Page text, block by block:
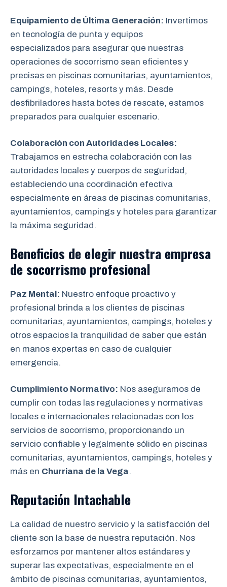
Equipamiento de Última Generación: Invertimos
en tecnología de punta y equipos
especializados para asegurar que nuestras
operaciones de socorrismo sean eficientes y
precisas en piscinas comunitarias, ayuntamientos,
campings, hoteles, resorts y más. Desde
desfibriladores hasta botes de rescate, estamos
preparados para cualquier escenario.
Colaboración con Autoridades Locales:
Trabajamos en estrecha colaboración con las
autoridades locales y cuerpos de seguridad,
estableciendo una coordinación efectiva
especialmente en áreas de piscinas comunitarias,
ayuntamientos, campings y hoteles para garantizar
la máxima seguridad.
Beneficios de elegir nuestra empresa
de socorrismo profesional
Paz Mental: Nuestro enfoque proactivo y
profesional brinda a los clientes de piscinas
comunitarias, ayuntamientos, campings, hoteles y
otros espacios la tranquilidad de saber que están
en manos expertas en caso de cualquier
emergencia.
Cumplimiento Normativo: Nos aseguramos de
cumplir con todas las regulaciones y normativas
locales e internacionales relacionadas con los
servicios de socorrismo, proporcionando un
servicio confiable y legalmente sólido en piscinas
comunitarias, ayuntamientos, campings, hoteles y
más en Churriana de la Vega.
Reputación Intachable
La calidad de nuestro servicio y la satisfacción del
cliente son la base de nuestra reputación. Nos
esforzamos por mantener altos estándares y
superar las expectativas, especialmente en el
ámbito de piscinas comunitarias, ayuntamientos,